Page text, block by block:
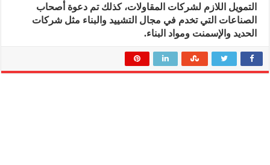
التمويل اللازم لشركات المقاولات، كذلك تم دعوة أصحاب
الصناعات التي تخدم في مجال التشييد والبناء مثل شركات
الحديد والإسمنت ومواد البناء.